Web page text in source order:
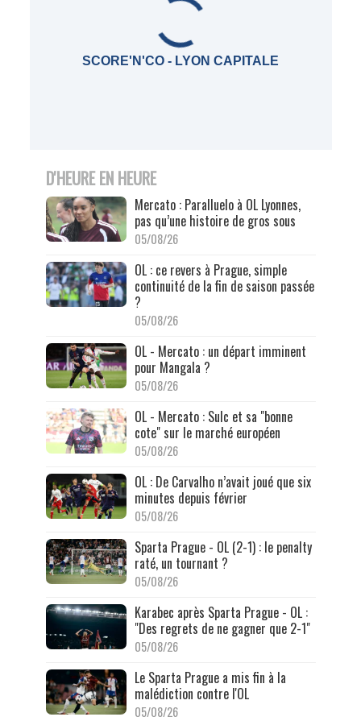
SCORE'N'CO - LYON CAPITALE
D'HEURE EN HEURE
Mercato : Paralluelo à OL Lyonnes,
pas qu’une histoire de gros sous
05/08/26
OL : ce revers à Prague, simple
continuité de la fin de saison passée
?
05/08/26
OL - Mercato : un départ imminent
pour Mangala ?
05/08/26
OL - Mercato : Sulc et sa "bonne
cote" sur le marché européen
05/08/26
OL : De Carvalho n’avait joué que six
minutes depuis février
05/08/26
Sparta Prague - OL (2-1) : le penalty
raté, un tournant ?
05/08/26
Karabec après Sparta Prague - OL :
"Des regrets de ne gagner que 2-1"
05/08/26
Le Sparta Prague a mis fin à la
malédiction contre l'OL
05/08/26